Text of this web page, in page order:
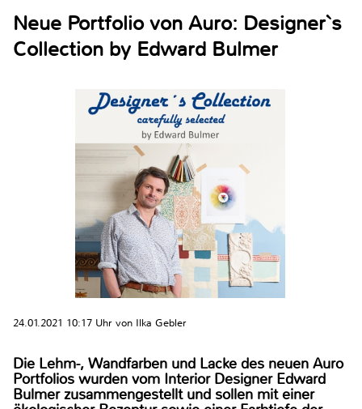
Neue Portfolio von Auro: Designer`s
Collection by Edward Bulmer
24.01.2021 10:17 Uhr von Ilka Gebler
Die Lehm-, Wandfarben und Lacke des neuen Auro
Portfolios wurden vom Interior Designer Edward
Bulmer zusammengestellt und sollen mit einer